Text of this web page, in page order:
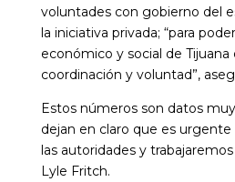
voluntades con gobierno del
la iniciativa privada; “para
económico y social de Tijuana
coordinación y voluntad”,
Estos números son datos
dejan en claro que es
las autoridades y
Lyle Fritch.